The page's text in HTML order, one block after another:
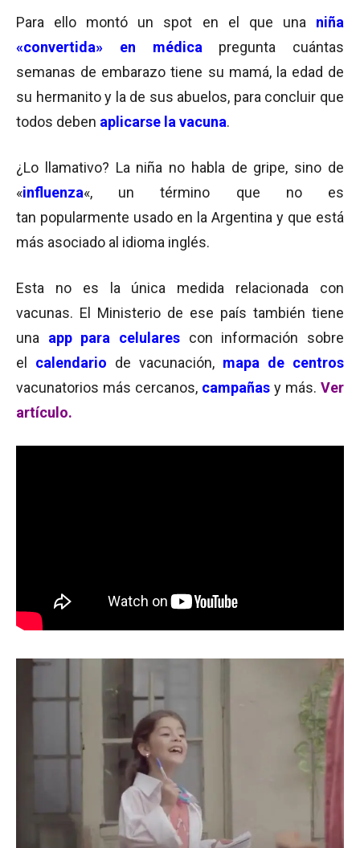
Para ello montó un spot en el que una niña
«convertida» en médica pregunta cuántas
semanas de embarazo tiene su mamá, la edad de
su hermanito y la de sus abuelos, para concluir que
todos deben aplicarse la vacuna.
¿Lo llamativo? La niña no habla de gripe, sino de
«influenza«, un término que no es
tan popularmente usado en la Argentina y que está
más asociado al idioma inglés.
Esta no es la única medida relacionada con
vacunas. El Ministerio de ese país también tiene
una app para celulares con información sobre
el calendario de vacunación, mapa de centros
vacunatorios más cercanos, campañas y más. Ver
artículo.